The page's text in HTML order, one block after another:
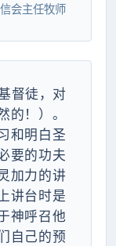
会主任牧师
督徒，对
！）。
和明白圣
要的功夫
加力的讲
讲台时是
神呼召他
自己的预